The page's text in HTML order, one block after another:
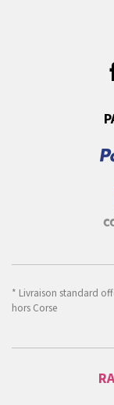
* Livraison standard
hors Corse